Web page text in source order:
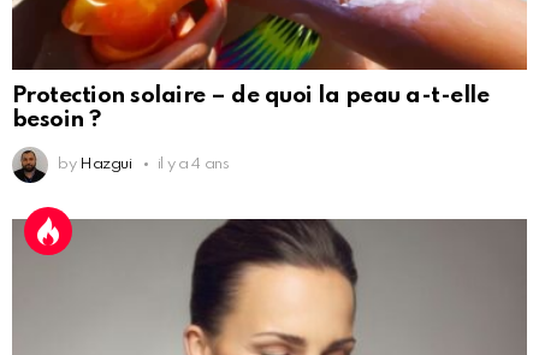
Protection solaire – de quoi la peau a-t-elle
besoin ?
by Hazgui il y a 4 ans